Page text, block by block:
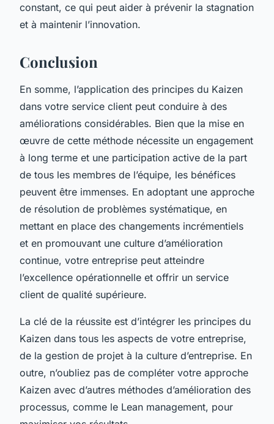
constant, ce qui peut aider à prévenir la stagnation
et à maintenir l’innovation.
Conclusion
En somme, l’application des principes du Kaizen
dans votre service client peut conduire à des
améliorations considérables. Bien que la mise en
œuvre de cette méthode nécessite un engagement
à long terme et une participation active de la part
de tous les membres de l’équipe, les bénéfices
peuvent être immenses. En adoptant une approche
de résolution de problèmes systématique, en
mettant en place des changements incrémentiels
et en promouvant une culture d’amélioration
continue, votre entreprise peut atteindre
l’excellence opérationnelle et offrir un service
client de qualité supérieure.
La clé de la réussite est d’intégrer les principes du
Kaizen dans tous les aspects de votre entreprise,
de la gestion de projet à la culture d’entreprise. En
outre, n’oubliez pas de compléter votre approche
Kaizen avec d’autres méthodes d’amélioration des
processus, comme le Lean management, pour